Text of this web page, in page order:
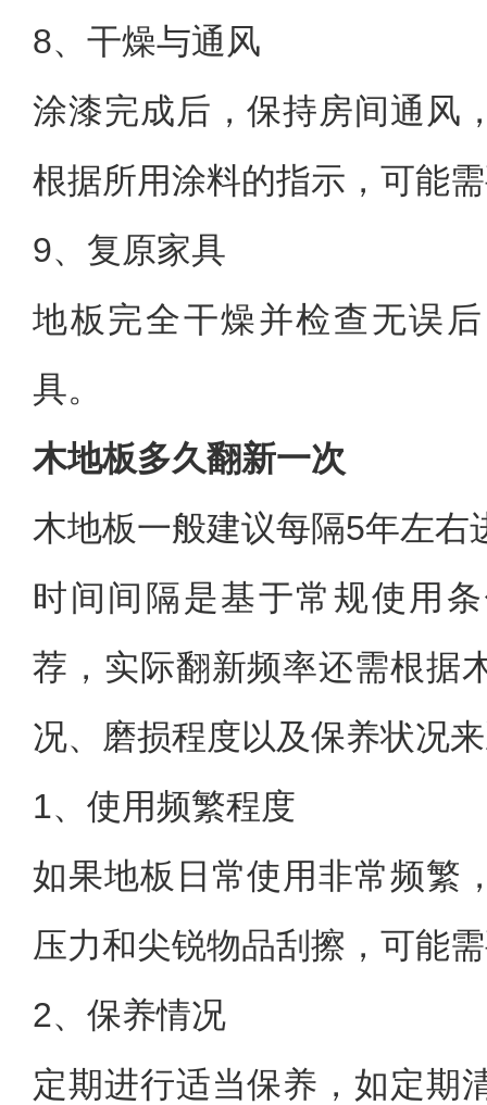
8、干燥与通风
涂漆完成后，保持房间通风
根据所用涂料的指示，可能
9、复原家具
地板完全干燥并检查无误
具。
木地板多久翻新一次
木地板一般建议每隔5年左右
时间间隔是基于常规使用
荐，实际翻新频率还需根据
况、磨损程度以及保养状况
1、使用频繁程度
如果地板日常使用非常频繁
压力和尖锐物品刮擦，可能
2、保养情况
定期进行适当保养，如定期